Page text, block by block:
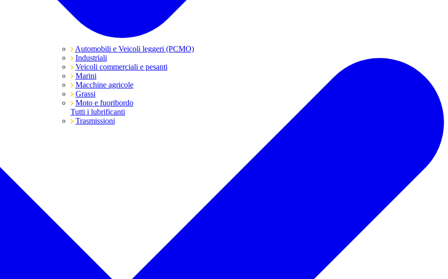
Automobili e Veicoli leggeri (PCMO)
Industriali
Veicoli commerciali e pesanti
Marini
Macchine agricole
Grassi
Moto e fuoribordo
Tutti i lubrificanti
Trasmissioni